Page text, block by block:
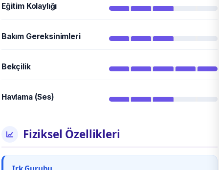
Eğitim Kolaylığı
Bakım Gereksinimleri
Bekçilik
Havlama (Ses)
Fiziksel Özellikleri